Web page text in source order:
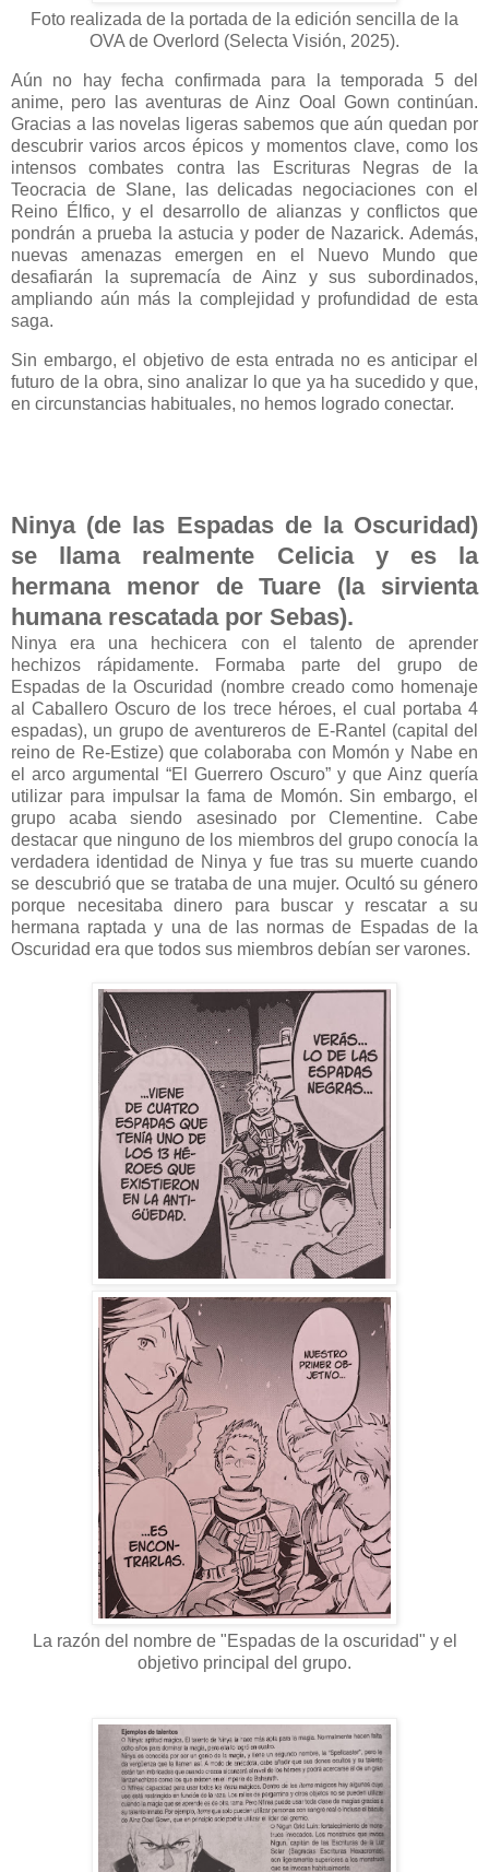
Foto realizada de la portada de la edición sencilla de la
OVA de Overlord (Selecta Visión, 2025).
Aún no hay fecha confirmada para la temporada 5 del
anime, pero las aventuras de Ainz Ooal Gown continúan.
Gracias a las novelas ligeras sabemos que aún quedan por
descubrir varios arcos épicos y momentos clave, como los
intensos combates contra las Escrituras Negras de la
Teocracia de Slane, las delicadas negociaciones con el
Reino Élfico, y el desarrollo de alianzas y conflictos que
pondrán a prueba la astucia y poder de Nazarick. Además,
nuevas amenazas emergen en el Nuevo Mundo que
desafiarán la supremacía de Ainz y sus subordinados,
ampliando aún más la complejidad y profundidad de esta
saga.
Sin embargo, el objetivo de esta entrada no es anticipar el
futuro de la obra, sino analizar lo que ya ha sucedido y que,
en circunstancias habituales, no hemos logrado conectar.
Ninya (de las Espadas de la Oscuridad)
se llama realmente Celicia y es la
hermana menor de Tuare (la sirvienta
humana rescatada por Sebas).
Ninya era una hechicera con el talento de aprender
hechizos rápidamente. Formaba parte del grupo de
Espadas de la Oscuridad (nombre creado como homenaje
al Caballero Oscuro de los trece héroes, el cual portaba 4
espadas), un grupo de aventureros de E-Rantel (capital del
reino de Re-Estize) que colaboraba con Momón y Nabe en
el arco argumental “El Guerrero Oscuro” y que Ainz quería
utilizar para impulsar la fama de Momón. Sin embargo, el
grupo acaba siendo asesinado por Clementine. Cabe
destacar que ninguno de los miembros del grupo conocía la
verdadera identidad de Ninya y fue tras su muerte cuando
se descubrió que se trataba de una mujer. Ocultó su género
porque necesitaba dinero para buscar y rescatar a su
hermana raptada y una de las normas de Espadas de la
Oscuridad era que todos sus miembros debían ser varones.
La razón del nombre de "Espadas de la oscuridad" y el
objetivo principal del grupo.